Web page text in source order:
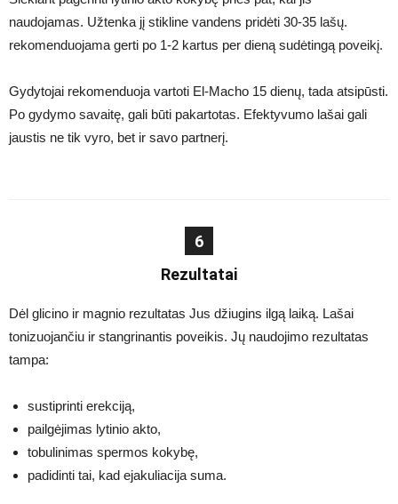
naudojamas. Užtenka jį stikline vandens pridėti 30-35 lašų.
rekomenduojama gerti po 1-2 kartus per dieną sudėtingą poveikį.
Gydytojai rekomenduoja vartoti El-Macho 15 dienų, tada atsipūsti.
Po gydymo savaitę, gali būti pakartotas. Efektyvumo lašai gali
jaustis ne tik vyro, bet ir savo partnerį.
6
Rezultatai
Dėl glicino ir magnio rezultatas Jus džiugins ilgą laiką. Lašai
tonizuojančiu ir stangrinantis poveikis. Jų naudojimo rezultatas
tampa:
sustiprinti erekciją,
pailgėjimas lytinio akto,
tobulinimas spermos kokybę,
padidinti tai, kad ejakuliacija suma.